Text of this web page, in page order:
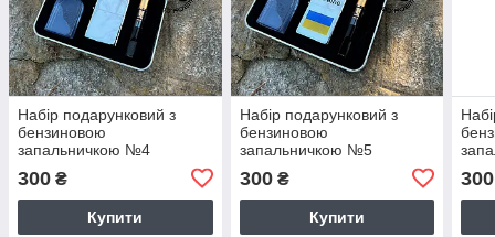
Набір подарунковий з
бензиновою
запальничкою №4
300 ₴
Купити
Набір подарунковий з
бензиновою
запальничкою №5
300₴
Купити
300